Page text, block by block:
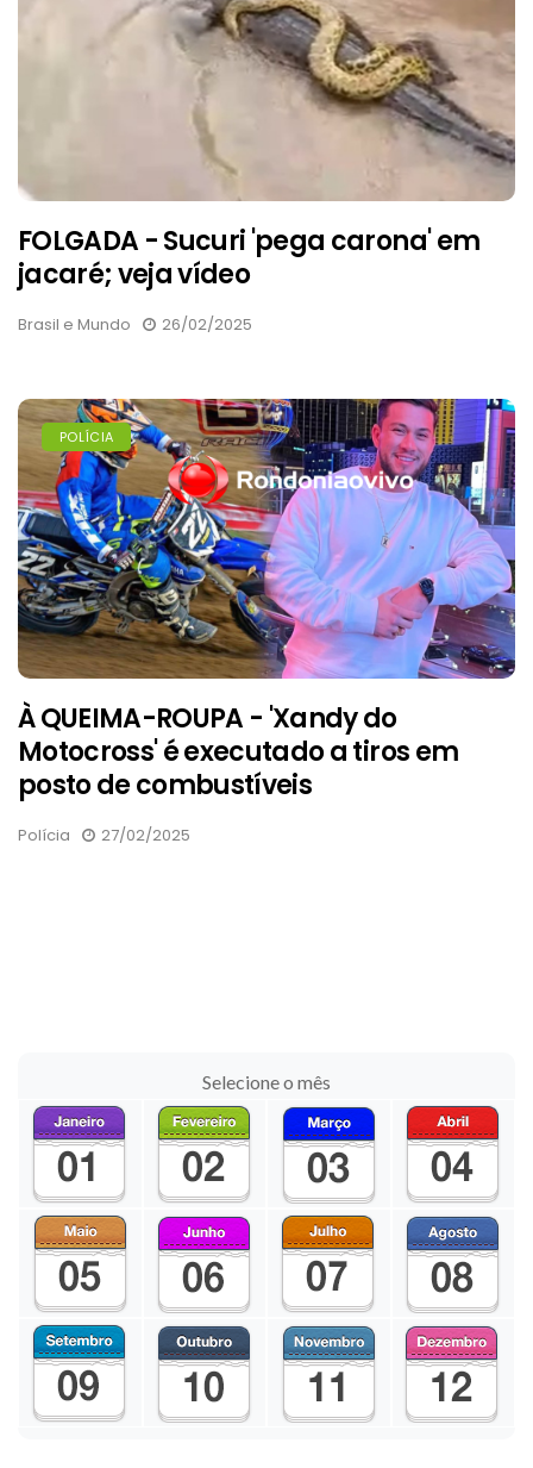
FOLGADA - Sucuri 'pega carona' em
jacaré; veja vídeo
Brasil e Mundo 26/02/2025
POLÍCIA
À QUEIMA-ROUPA - 'Xandy do
Motocross' é executado a tiros em
posto de combustíveis
Polícia 27/02/2025
Selecione o mês